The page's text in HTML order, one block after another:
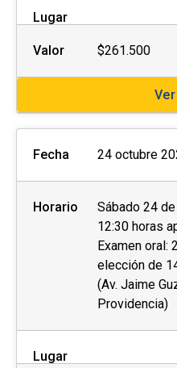
Lugar
Valor $261.500
Fecha 24 octubre
Horario
Sábado 24
12:30 horas
Examen oral:
elección de
(Av. Jaime
Providencia)
Lugar